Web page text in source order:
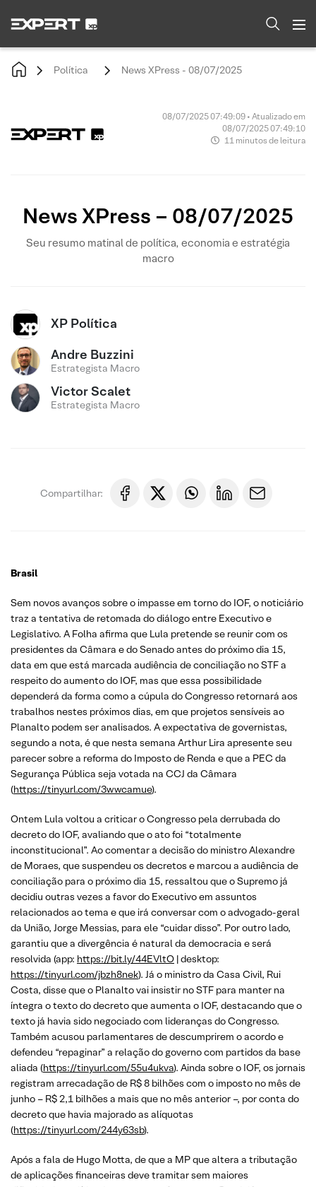
Política News XPress - 08/07/2025
08/07/2025 07:49:09 • Atualizado em
08/07/2025 07:49:10
11 minutos de leitura
News XPress – 08/07/2025
Seu resumo matinal de política, economia e estratégia
macro
XP Política
Andre Buzzini
Estrategista Macro
Victor Scalet
Estrategista Macro
Compartilhar:
Brasil
Sem novos avanços sobre o impasse em torno do IOF, o noticiário
traz a tentativa de retomada do diálogo entre Executivo e
Legislativo. A Folha afirma que Lula pretende se reunir com os
presidentes da Câmara e do Senado antes do próximo dia 15,
data em que está marcada audiência de conciliação no STF a
respeito do aumento do IOF, mas que essa possibilidade
dependerá da forma como a cúpula do Congresso retornará aos
trabalhos nestes próximos dias, em que projetos sensíveis ao
Planalto podem ser analisados. A expectativa de governistas,
segundo a nota, é que nesta semana Arthur Lira apresente seu
parecer sobre a reforma do Imposto de Renda e que a PEC da
Segurança Pública seja votada na CCJ da Câmara
(https://tinyurl.com/3wwcamue).
Ontem Lula voltou a criticar o Congresso pela derrubada do
decreto do IOF, avaliando que o ato foi “totalmente
inconstitucional”. Ao comentar a decisão do ministro Alexandre
de Moraes, que suspendeu os decretos e marcou a audiência de
conciliação para o próximo dia 15, ressaltou que o Supremo já
decidiu outras vezes a favor do Executivo em assuntos
relacionados ao tema e que irá conversar com o advogado-geral
da União, Jorge Messias, para ele “cuidar disso”. Por outro lado,
garantiu que a divergência é natural da democracia e será
resolvida (app: https://bit.ly/44EVltO | desktop:
https://tinyurl.com/jbzh8nek). Já o ministro da Casa Civil, Rui
Costa, disse que o Planalto vai insistir no STF para manter na
íntegra o texto do decreto que aumenta o IOF, destacando que o
texto já havia sido negociado com lideranças do Congresso.
Também acusou parlamentares de descumprirem o acordo e
defendeu “repaginar” a relação do governo com partidos da base
aliada (https://tinyurl.com/55u4ukva). Ainda sobre o IOF, os jornais
registram arrecadação de R$ 8 bilhões com o imposto no mês de
junho – R$ 2,1 bilhões a mais que no mês anterior –, por conta do
decreto que havia majorado as alíquotas
(https://tinyurl.com/244y63sb).
Após a fala de Hugo Motta, de que a MP que altera a tributação
de aplicações financeiras deve tramitar sem maiores